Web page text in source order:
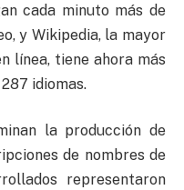
cada minuto más de
y Wikipedia, la mayor
línea, tiene ahora más
idiomas.
la producción de
de nombres de
representaron